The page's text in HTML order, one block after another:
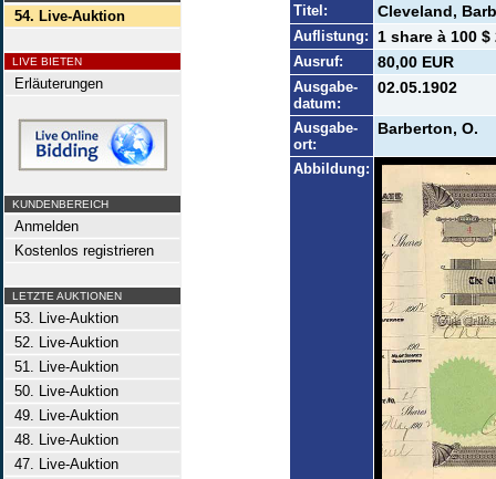
54. Live-Auktion
LIVE BIETEN
Erläuterungen
KUNDENBEREICH
Anmelden
Kostenlos registrieren
LETZTE AUKTIONEN
53. Live-Auktion
52. Live-Auktion
51. Live-Auktion
50. Live-Auktion
49. Live-Auktion
48. Live-Auktion
47. Live-Auktion
Titel: Cleveland,
Auflistung: 1 share à 100 $
Ausruf: 80,00 EUR
Ausgabe-
datum:
02.05.1902
Ausgabe-
ort:
Barberton, O.
Abbildung: